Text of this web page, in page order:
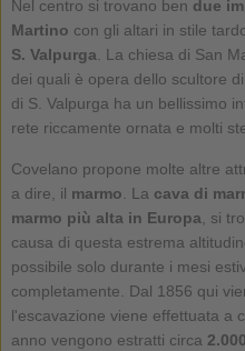
Nel centro si trovano ben due
Martino con gli altari in stile
S. Valpurga . La chiesa di San
dei quali è opera dello scultore
di S. Valpurga ha un bellissimo
rete riccamente ornata e molti
Covelano propone molte altre
a dire, il marmo . La cava di
marmo più alta in Europa , si
causa di questa estrema
possibile solo durante i mesi
completamente. Dal 1856 qui
l'escavazione viene effettuata a
anno vengono estratti circa